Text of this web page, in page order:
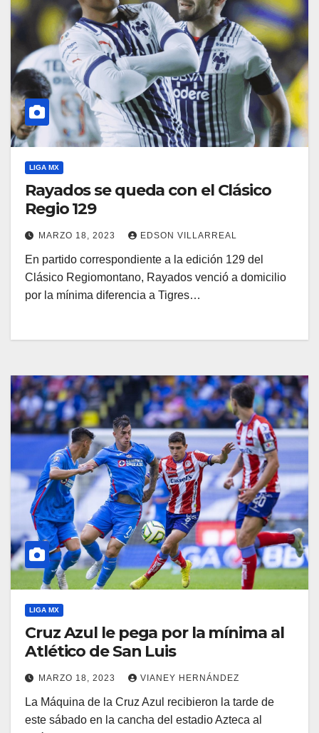
LIGA MX
Rayados se queda con el Clásico
Regio 129
MARZO 18, 2023 EDSON VILLARREAL
En partido correspondiente a la edición 129 del
Clásico Regiomontano, Rayados venció a domicilio
por la mínima diferencia a Tigres…
LIGA MX
Cruz Azul le pega por la mínima al
Atlético de San Luis
MARZO 18, 2023 VIANEY HERNÁNDEZ
La Máquina de la Cruz Azul recibieron la tarde de
este sábado en la cancha del estadio Azteca al